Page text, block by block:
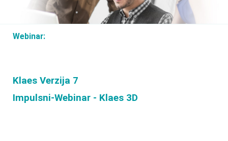
Webinar:
Klaes Verzija 7
Impulsni-Webinar - Klaes 3D